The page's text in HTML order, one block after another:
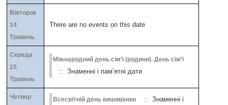
Вівторок
14
Травень
There are no events on this date
Середа
15
Травень
Міжнародний день сім’ї (родини). День сім’ї
:: Знаменні і пам’ятні дати
Четвер
Всесвітній день вишиванки
:: Знаменні і